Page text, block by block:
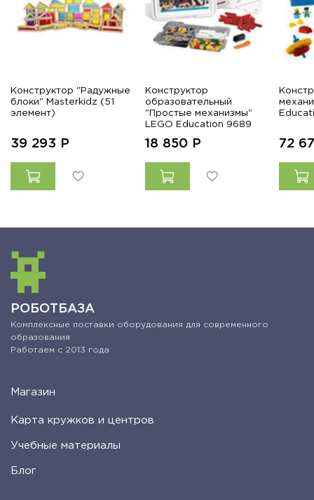
Конструктор "Радужные
блоки" Masterkidz (51
элемент)
39 293 Р
Конструктор
образовательный
"Простые механизмы"
LEGO Education 9689
18 850 Р 72
РОБОТБАЗА
Комплексные поставки оборудования для современного
образования
Работаем с 2013 года
Магазин
Карта кружков и центров
Учебные материалы
Блог